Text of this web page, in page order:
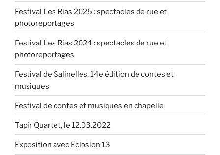
des
groupes
vivre
belles
rencontres » »
Festival Les Rias 2025 : spectacles de rue et
photoreportages
Festival Les Rias 2024 : spectacles de rue et
photoreportages
Festival de Salinelles, 14e édition de contes et
musiques
Festival de contes et musiques en chapelle
Tapir Quartet, le 12.03.2022
Exposition avec Eclosion 13